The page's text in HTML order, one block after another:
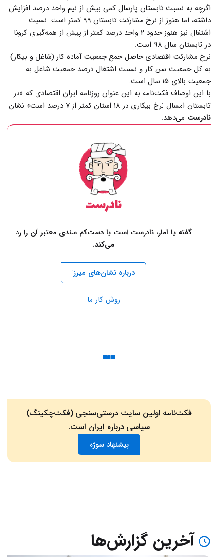
اگرچه به نسبت تابستان پارسال کمی بیش از نیم واحد درصد افزایش
داشته، اما هنوز از نرخ مشارکت تابستان ۹۹ کمتر است. نسبت
اشتغال نیز هنوز حدود ۲ واحد درصد کمتر از پیش از همه‌گیری کرونا
در تابستان سال ۹۸ است.
نرخ مشارکت اقتصادی حاصل جمع جمعیت آماده کار (شاغل و بیکار)
به کل جمعیت سن کار و نسبت اشتغال درصد جمعیت شاغل به
جمعیت بالای ۱۵ سال است.
با این اوصاف فکت‌نامه به این عنوان روزنامه ایران اقتصادی که «در
تابستان امسال نرخ بیکاری در ۱۸ استان کمتر از ۷ درصد است» نشان
نادرست می‌دهد.
نادرست
گفته یا آمار، نادرست است یا دست‌کم سندی معتبر آن را رد
می‌کند.
درباره نشان‌های میرزا
روش کار ما
فکت‌نامه اولین سایت درستی‌سنجی (فکت‌چکینگ)
سیاسی درباره ایران است.
پیشنهاد سوژه
آخرین گزارش‌ها